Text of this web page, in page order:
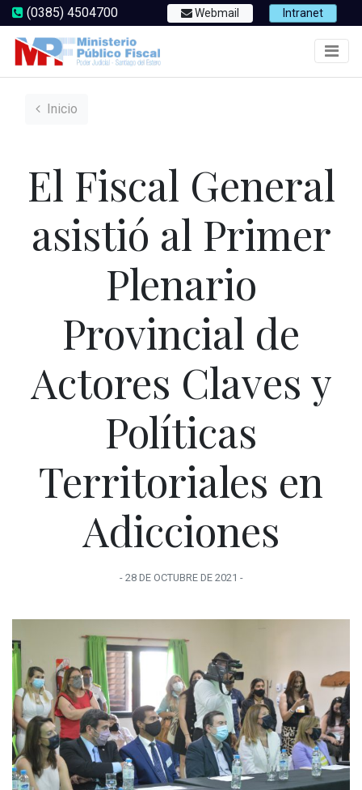
(0385) 4504700 Webmail Intranet
Inicio
El Fiscal General
asistió al Primer
Plenario
Provincial de
Actores Claves y
Políticas
Territoriales en
Adicciones
- 28 DE OCTUBREDE 2021 -